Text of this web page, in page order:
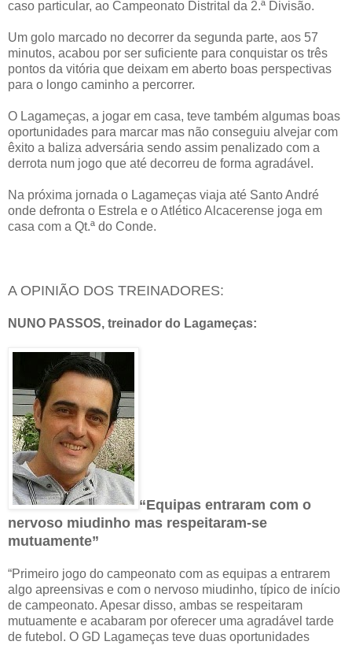
caso particular, ao Campeonato Distrital da 2.ª Divisão.
Um golo marcado no decorrer da segunda parte, aos 57
minutos, acabou por ser suficiente para conquistar os três
pontos da vitória que deixam em aberto boas perspectivas
para o longo caminho a percorrer.
O Lagameças, a jogar em casa, teve também algumas boas
oportunidades para marcar mas não conseguiu alvejar com
êxito a baliza adversária sendo assim penalizado com a
derrota num jogo que até decorreu de forma agradável.
Na próxima jornada o Lagameças viaja até Santo André
onde defronta o Estrela e o Atlético Alcacerense joga em
casa com a Qt.ª do Conde.
A OPINIÃO DOS TREINADORES:
NUNO PASSOS, treinador do Lagameças:
“Equipas entraram com o
nervoso miudinho mas respeitaram-se
mutuamente”
“Primeiro jogo do campeonato com as equipas a entrarem
algo apreensivas e com o nervoso miudinho, típico de início
de campeonato. Apesar disso, ambas se respeitaram
mutuamente e acabaram por oferecer uma agradável tarde
de futebol. O GD Lagameças teve duas oportunidades